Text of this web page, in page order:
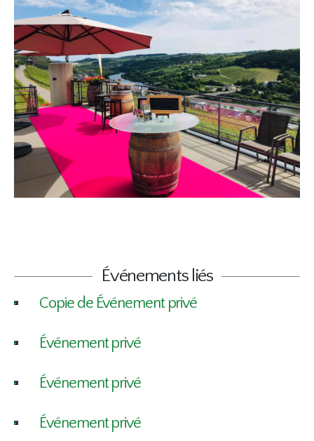
Événements liés
Copie de Événement privé
Événement privé
Événement privé
Événement privé